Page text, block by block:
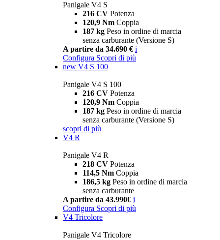
Panigale V4 S
216 CV Potenza
120,9 Nm Coppia
187 kg Peso in ordine di marcia
senza carburante (Versione S)
A partire da 34.690 € i
Configura Scopri di più
new V4 S 100
Panigale V4 S 100
216 CV Potenza
120,9 Nm Coppia
187 kg Peso in ordine di marcia
senza carburante (Versione S)
scopri di più
V4 R
Panigale V4 R
218 CV Potenza
114,5 Nm Coppia
186,5 kg Peso in ordine di marcia
senza carburante
A partire da 43.990€ i
Configura Scopri di più
V4 Tricolore
Panigale V4 Tricolore